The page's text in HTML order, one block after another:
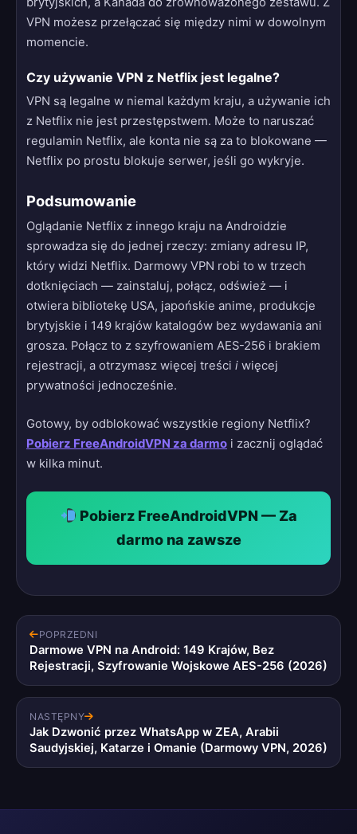
VPN możesz przełączać się między nimi w dowolnym
momencie.
Czy używanie VPN z Netflix jest legalne?
VPN są legalne w niemal każdym kraju, a używanie ich
z Netflix nie jest przestępstwem. Może to naruszać
regulamin Netflix, ale konta nie są za to blokowane —
Netflix po prostu blokuje serwer, jeśli go wykryje.
Podsumowanie
Oglądanie Netflix z innego kraju na Androidzie
sprowadza się do jednej rzeczy: zmiany adresu IP,
który widzi Netflix. Darmowy VPN robi to w trzech
dotknięciach — zainstaluj, połącz, odśwież — i
otwiera bibliotekę USA, japońskie anime, produkcje
brytyjskie i 149 krajów katalogów bez wydawania ani
grosza. Połącz to z szyfrowaniem AES-256 i brakiem
rejestracji, a otrzymasz więcej treści i więcej
prywatności jednocześnie.
Gotowy, by odblokować wszystkie regiony Netflix?
Pobierz FreeAndroidVPN za darmo i zacznij oglądać
w kilka minut.
Pobierz FreeAndroidVPN — Za
darmo na zawsze
POPRZEDNI
Darmowe VPN na Android: 149 Krajów, Bez
Rejestracji, Szyfrowanie Wojskowe AES-256 (2026)
NASTĘPNY
Jak Dzwonić przez WhatsApp w ZEA, Arabii
Saudyjskiej, Katarze i Omanie (Darmowy VPN, 2026)